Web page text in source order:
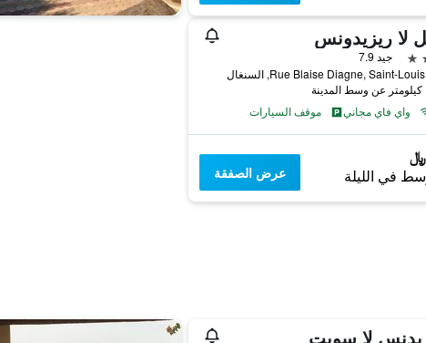
لا ريزيدونس
جيد 7.9
واي فاي مجاني
موقف السيارات
في الليلة عرض الصفقة
لا سويت